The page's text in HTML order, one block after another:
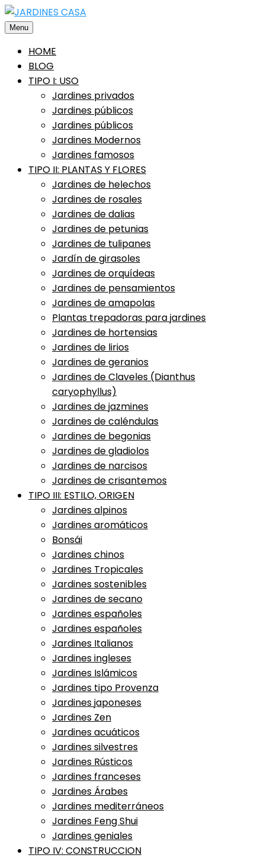
Saltar
alMenu
HOME
BLOG
TIPO I: USO
Jardines privados
Jardines públicos
Jardines públicos
Jardines Modernos
Jardines famosos
TIPO II: PLANTAS Y FLORES
Jardines de helechos
Jardines de rosales
Jardines de dalias
Jardines de petunias
Jardines de tulipanes
Jardín de girasoles
Jardines de orquídeas
Jardines de pensamientos
Jardines de amapolas
Plantas trepadoras para jardines
Jardines de hortensias
Jardines de lirios
Jardines de geranios
Jardines de Claveles (Dianthus
caryophyllus)
Jardines de jazmines
Jardines de caléndulas
Jardines de begonias
Jardines de gladiolos
Jardines de narcisos
Jardines de crisantemos
TIPO III: ESTILO, ORIGEN
Jardines alpinos
Jardines aromáticos
Bonsái
Jardines chinos
Jardines Tropicales
Jardines sostenibles
Jardines de secano
Jardines españoles
Jardines españoles
Jardines Italianos
Jardines ingleses
Jardines Islámicos
Jardines tipo Provenza
Jardines japoneses
Jardines Zen
Jardines acuáticos
Jardines silvestres
Jardines Rústicos
Jardines franceses
Jardines Árabes
Jardines mediterráneos
Jardines Feng Shui
Jardines geniales
TIPO IV: CONSTRUCCION